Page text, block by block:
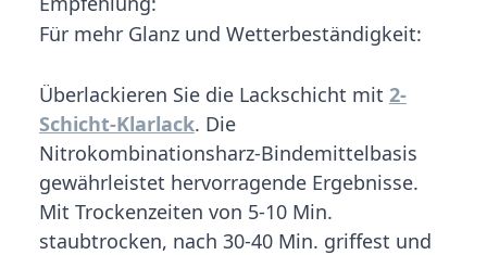
Für mehr Glanz und Wetterbeständigkeit:
Überlackieren Sie die Lackschicht mit 2-
Schicht-Klarlack. Die
Nitrokombinationsharz-Bindemittelbasis
gewährleistet hervorragende Ergebnisse.
Mit Trockenzeiten von 5-10 Min.
staubtrocken, nach 30-40 Min. griffest und